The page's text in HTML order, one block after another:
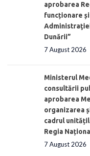
aprobarea
funcționare
Dunării”
7 August 2026
Ministerul
consultării
aprobarea
organizarea
cadrul
Regia
7 August 2026